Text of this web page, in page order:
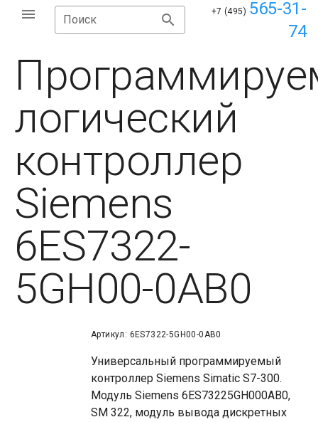
Поиск
+7 (495) 565-31-
74
логический
контроллер
Siemens
6ES7322-
5GH00-0AB0
Артикул: 6ES7322-5GH00-0AB0
Универсальный программируемый
контроллер Siemens Simatic S7-300.
Модуль Siemens 6ES73225GH000AB0,
SM 322, модуль вывода дискретных